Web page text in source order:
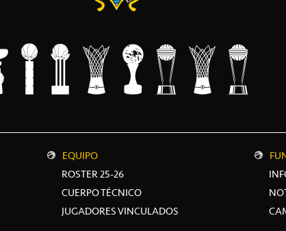
EQUIPO
ROSTER 25-26
CUERPO TÉCNICO
JUGADORES VINCULADOS